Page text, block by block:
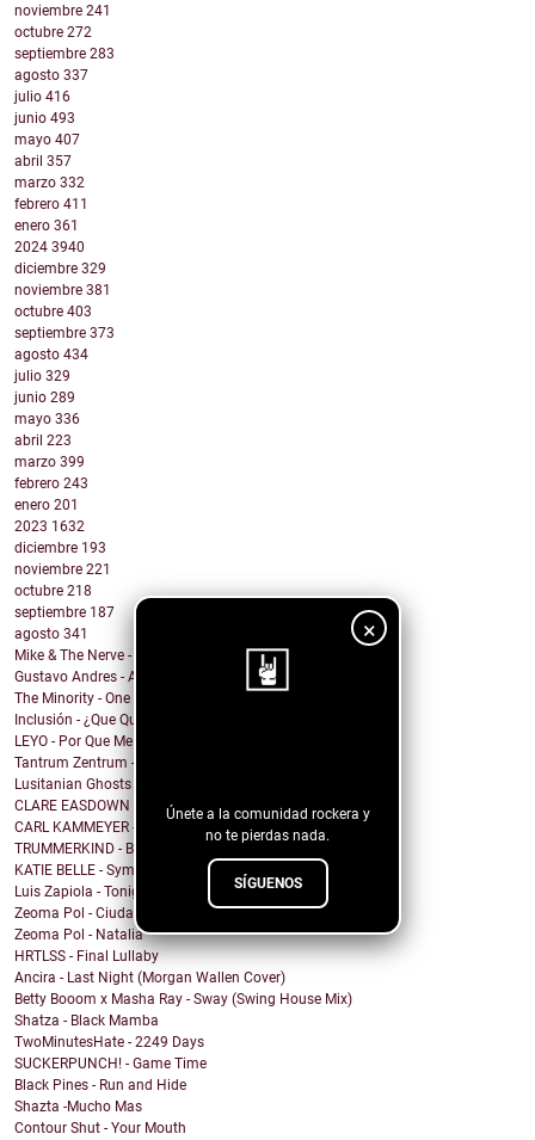
×
Únete a la comunidad rockera y
no te pierdas nada.
SÍGUENOS
noviembre 241
octubre 272
septiembre 283
agosto 337
julio 416
junio 493
mayo 407
abril 357
marzo 332
febrero 411
enero 361
2024 3940
diciembre 329
noviembre 381
octubre 403
septiembre 373
agosto 434
julio 329
junio 289
mayo 336
abril 223
marzo 399
febrero 243
enero 201
2023 1632
diciembre 193
noviembre 221
octubre 218
septiembre 187
agosto 341
Mike & The Nerve - Fool's Gold, False Idols
Gustavo Andres - AiRA
The Minority - One Of A Kind
Inclusión - ¿Que Quieres de Mí?
LEYO - Por Que Me Haces Llorar
Tantrum Zentrum - Don't Be A Fascist
Lusitanian Ghosts - September
CLARE EASDOWN - I Break
CARL KAMMEYER - One
TRUMMERKIND - Beauty Queen
KATIE BELLE - Symptoms
Luis Zapiola - Tonight
Zeoma Pol - Ciudad Venado
Zeoma Pol - Natalia
HRTLSS - Final Lullaby
Ancira - Last Night (Morgan Wallen Cover)
Betty Booom x Masha Ray - Sway (Swing House Mix)
Shatza - Black Mamba
TwoMinutesHate - 2249 Days
SUCKERPUNCH! - Game Time
Black Pines - Run and Hide
Shazta -Mucho Mas
Contour Shut - Your Mouth